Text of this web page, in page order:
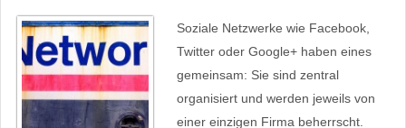
Soziale Netzwerke wie Facebook,
Twitter oder Google+ haben eines
gemeinsam: Sie sind zentral
organisiert und werden jeweils von
einer einzigen Firma beherrscht.